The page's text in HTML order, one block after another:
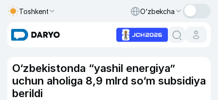
Toshkent O‘zbekcha
O‘zbekistonda “yashil energiya”
uchun aholiga 8,9 mlrd so‘m subsidiya
berildi